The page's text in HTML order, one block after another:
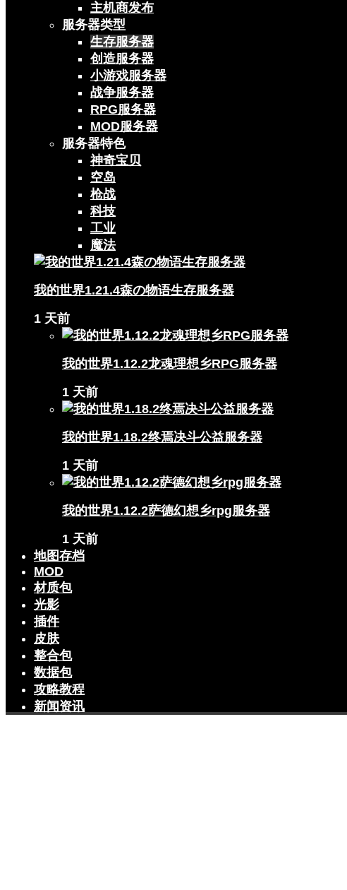
主机商发布
服务器类型
生存服务器
创造服务器
小游戏服务器
战争服务器
RPG服务器
MOD服务器
服务器特色
神奇宝贝
空岛
枪战
科技
工业
魔法
我的世界1.21.4森の物语生存服务器
1 天前
我的世界1.12.2龙魂理想乡RPG服务器
1 天前
我的世界1.18.2终焉决斗公益服务器
1 天前
我的世界1.12.2萨德幻想乡rpg服务器
1 天前
地图存档
MOD
材质包
光影
插件
皮肤
整合包
数据包
攻略教程
新闻资讯